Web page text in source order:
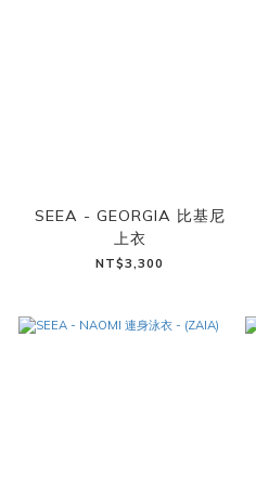
SEEA - GEORGIA 比基尼
上衣
NT$3,300